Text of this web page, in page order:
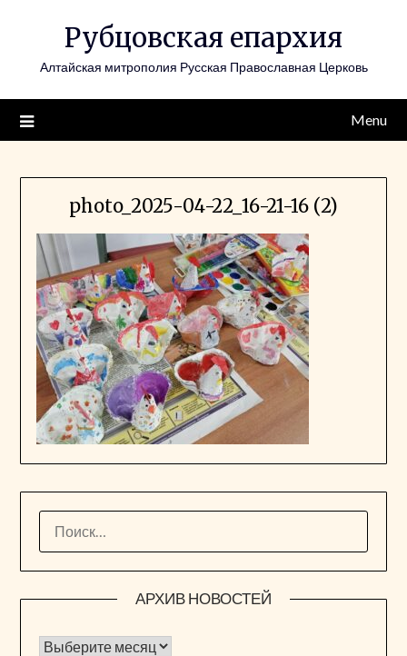
Рубцовская епархия
Алтайская митрополия Русская Православная Церковь
Menu
photo_2025-04-22_16-21-16 (2)
АРХИВ НОВОСТЕЙ
Архив новостей